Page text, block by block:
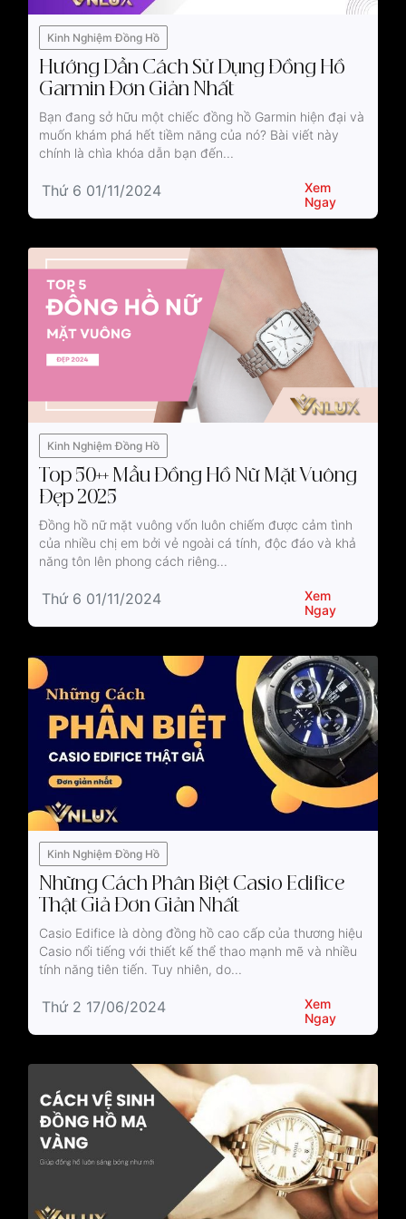
Kinh Nghiệm Đồng Hồ
Hướng Dẫn Cách Sử Dụng Đồng Hồ
Garmin Đơn Giản Nhất
Bạn đang sở hữu một chiếc đồng hồ Garmin hiện đại và
muốn khám phá hết tiềm năng của nó? Bài viết này
chính là chìa khóa dẫn bạn đến...
Thứ 6 01/11/2024
Xem
Ngay
Kinh Nghiệm Đồng Hồ
Top 50++ Mẫu Đồng Hồ Nữ Mặt Vuông
Đẹp 2025
Đồng hồ nữ mặt vuông vốn luôn chiếm được cảm tình
của nhiều chị em bởi vẻ ngoài cá tính, độc đáo và khả
năng tôn lên phong cách riêng...
Thứ 6 01/11/2024
Xem
Ngay
Kinh Nghiệm Đồng Hồ
Những Cách Phân Biệt Casio Edifice
Thật Giả Đơn Giản Nhất
Casio Edifice là dòng đồng hồ cao cấp của thương hiệu
Casio nổi tiếng với thiết kế thể thao mạnh mẽ và nhiều
tính năng tiên tiến. Tuy nhiên, do...
Thứ 2 17/06/2024
Xem
Ngay